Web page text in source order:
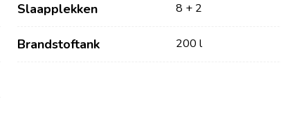
Slaapplekken 8 + 2
Brandstoftank 200 l